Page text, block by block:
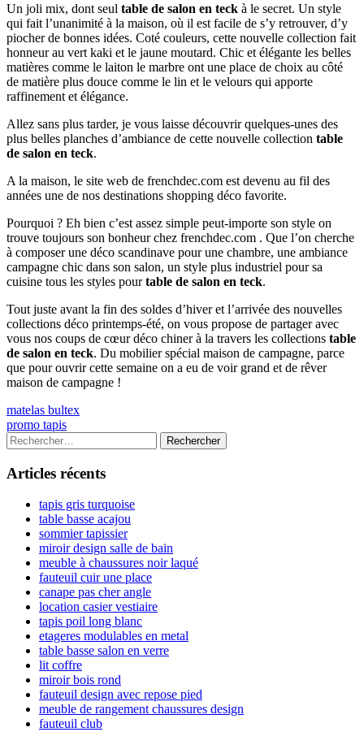
Un joli mix, dont seul table de salon en teck à le secret. Un style
qui fait l’unanimité à la maison, où il est facile de s’y retrouver, d’y
piocher de bonnes idées. Coté couleurs, cette nouvelle collection fait
honneur au vert kaki et le jaune moutard. Chic et élégante les belles
matières comme le laiton le marbre ont une place de choix au côté
de matière plus douce comme le lin et le velours qui apporte
raffinement et élégance.
Allez sans plus tarder, je vous laisse découvrir quelques-unes des
plus belles planches d’ambiance de cette nouvelle collection table
de salon en teck.
A la maison, le site web de frenchdec.com est devenu au fil des
années une de nos destinations shopping déco favorite.
Pourquoi ? Eh bien c’est assez simple peut-importe son style on
trouve toujours son bonheur chez frenchdec.com . Que l’on cherche
à composer une déco scandinave pour une chambre, une ambiance
campagne chic dans son salon, un style plus industriel pour sa
cuisine tous les styles pourtable de salon en teck.
Tout juste avant la fin des soldes d’hiver et l’arrivée des nouvelles
collections déco printemps-été, on vous propose de partager avec
vous nos coups de cœur déco chiner à la travers les collections table
de salon en teck. Du mobilier spécial maison de campagne, parce
que pour ouvrir cette semaine on a eu de voir grand et de rêver
maison de campagne !
Navigation
de
l’article
Previous
article:
matelas bultex
Next
article:
promo tapis
Colonne
latérale
principale
Rechercher :
Articles récents
tapis gris turquoise
table basse acajou
sommier tapissier
miroir design salle de bain
meuble à chaussures noir laqué
fauteuil cuir une place
canape pas cher angle
location casier vestiaire
tapis poil long blanc
etageres modulables en metal
table basse salon en verre
lit coffre
miroir bois rond
fauteuil design avec repose pied
meuble de rangement chaussures design
fauteuil club